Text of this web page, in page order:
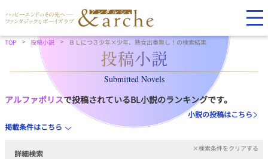
TOP 投稿小説 ＢＬにつき少年×少年、熟女出番無し！の検索結果
Submitted Novels
アルファポリスで投稿されているBL小説のランキングです。
小説の投稿はこちら
掲載条件はこちら
詳細検索
×検索条件をクリアする